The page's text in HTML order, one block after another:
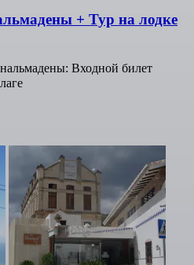
+ Тур на лодке
Входной билет